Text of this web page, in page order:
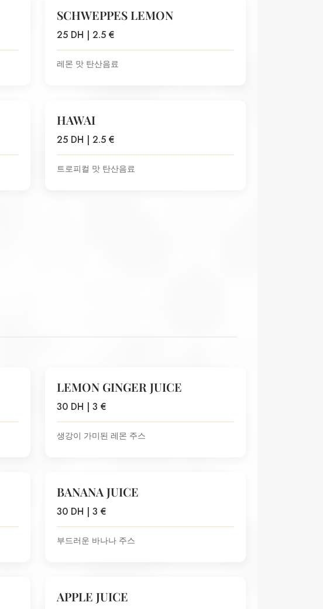
SCHWEPPES LEMON
25 DH | 2.5 €
레몬 맛 탄산음료
HAWAI
25 DH | 2.5 €
트로피컬 맛 탄산음료
LEMON GINGER JUICE
30 DH | 3 €
생강이 가미된 레몬 주스
BANANA JUICE
30 DH | 3 €
부드러운 바나나 주스
APPLE JUICE